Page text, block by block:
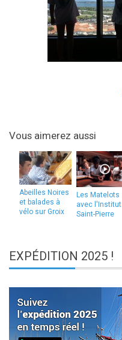
Vous aimerez aussi
Abeilles Noires
et balades à
vélo sur Groix
Les Matelots
avec l'Institut
Saint-Pierre
EXPÉDITION 2025 !